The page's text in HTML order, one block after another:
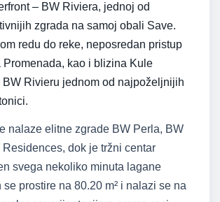
– BW Riviera, jednoj od
zgrada na samoj obali Save.
redu do reke, neposredan pristup
Promenada, kao i blizina Kule
BW Rivieru jednom od najpoželjnijih
nalaze elitne zgrade BW Perla, BW
Residences, dok je tržni centar
svega nekoliko minuta lagane
prostire na 80.20 m² i nalazi se na